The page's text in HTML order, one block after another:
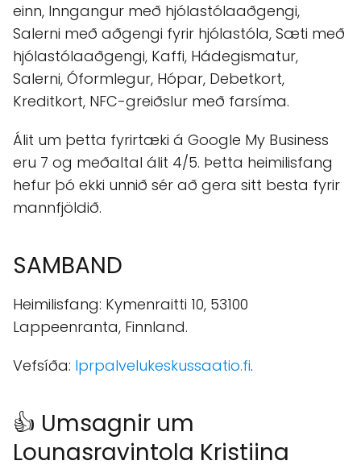
einn, Inngangur með hjólastólaaðgengi,
Salerni með aðgengi fyrir hjólastóla, Sæti með
hjólastólaaðgengi, Kaffi, Hádegismatur,
Salerni, Óformlegur, Hópar, Debetkort,
Kreditkort, NFC-greiðslur með farsíma.
Álit um þetta fyrirtæki á Google My Business
eru 7 og meðaltal álit 4/5. Þetta heimilisfang
hefur þó ekki unnið sér að gera sitt besta fyrir
mannfjöldið.
SAMBAND
Heimilisfang: Kymenraitti 10, 53100
Lappeenranta, Finnland.
Vefsíða: lprpalvelukeskussaatio.fi.
👍 Umsagnir um
Lounasravintola Kristiina